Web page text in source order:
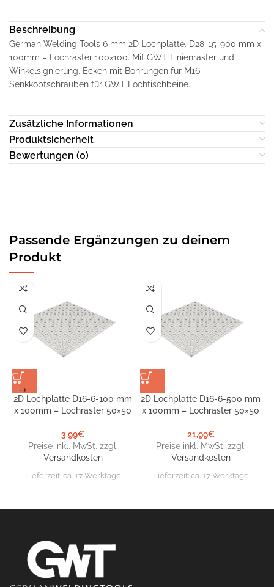
Beschreibung
German Welding Tools 6 mm 2D Lochplatte. D28-15-900 mm x
100mm – Lochraster 100×100. Mit GWT Linienraster und
Winkelsignierung. Ecken mit Bohrungen für M16
Senkkopfschrauben für GWT Lochtischbeine.
Zusätzliche Informationen
Produktsicherheit
Bewertungen (0)
Passende Ergänzungen zu deinem
Produkt
2D Lochplatte D16-6-100 mm
x 100mm – Lochraster 50×50
3,99€
Preise inkl. MwSt. zzgl.
Versandkosten
Lieferzeit: ca. 17 Werktage
2D Lochplatte D16-6-500 mm
x 100mm – Lochraster 50×50
21,99€
Preise inkl. MwSt. zzgl.
Versandkosten
Lieferzeit: ca. 17 Werktage